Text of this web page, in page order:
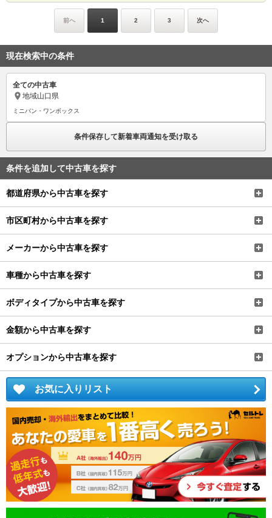
前へ 1 2 3 次へ
現在検索中の条件
全ての中古車
地域山口県
ミニバン・ワンボックス
条件保存して新着車両通知を受け取る
条件を追加して中古車を探す
都道府県から中古車を探す
市区町村から中古車を探す
メーカーから中古車を探す
車種から中古車を探す
ボディタイプから中古車を探す
金額から中古車を探す
オプションから中古車を探す
お気に入りリスト